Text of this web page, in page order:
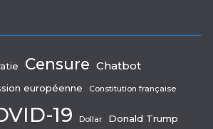
Censure Chatbot
européenne Constitution française
19 Dollar Donald Trump